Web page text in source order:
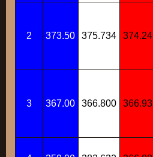
2 373.50 375.734 374.24
3 367.00 366.800 366.93